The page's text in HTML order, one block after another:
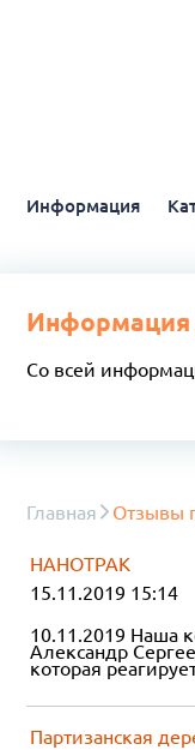
Информация
Информация
Со всей
Главная Отзывы
НАНОТРАК
15.11.2019 15:14
10.11.2019 Наша
Александр
которая
Партизанская